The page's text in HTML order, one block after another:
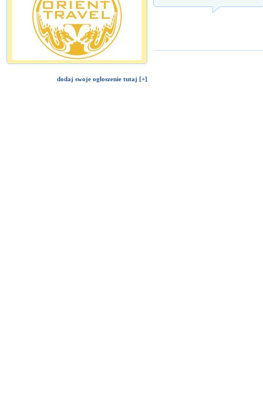
dodaj swoje ogłoszenie tutaj [+]